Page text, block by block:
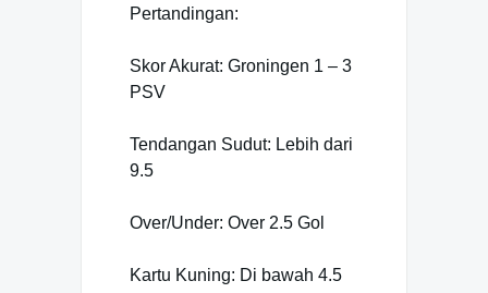
Pertandingan:
Skor Akurat: Groningen 1 – 3
PSV
Tendangan Sudut: Lebih dari
9.5
Over/Under: Over 2.5 Gol
Kartu Kuning: Di bawah 4.5